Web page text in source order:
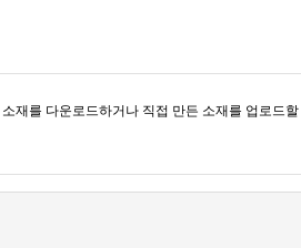
재를 다운로드하거나 직접 만든 소재를 업로드